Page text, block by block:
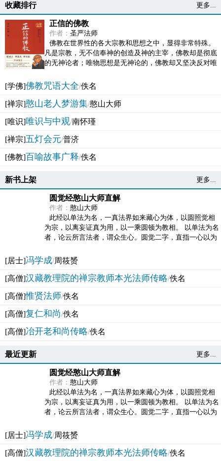
收藏排行 更多...
正信的佛教
作者： 圣严法师
佛教在世界性的各大宗教和思想之中，显得非常特殊。
凡是宗教，无不信奉神的创造及神的主宰，佛教却是彻底
的无神论者；唯物思想是无神论的，佛教却又坚决反对唯
[学佛]佛教咒语大全/佚名
[禅宗]憨山老人梦游集/憨山大师
[唯识]唯识与中观/南怀瑾
[禅宗]五灯会元/普济
[佛教]百喻故事广释/佚名
新书上架 更多...
圆觉经憨山大师直解
作者： 憨山大师
此经以单法为名，一真法界如来藏心为体，以圆照觉相
为宗，以离妄证真为用，以一乘圆顿为教相。 以单法为名
者，论云所言法者，谓众生心。圆觉二字，直指一心以为
[居士]冯学成/周筱赟
[高僧]汉藏教理院的禅宗教师本光法师传略/佚名
[高僧]惟贤法师/佚名
[高僧]复仁和尚/佚名
[高僧]冶开老和尚传略/佚名
最近更新 更多...
圆觉经憨山大师直解
作者： 憨山大师
此经以单法为名，一真法界如来藏心为体，以圆照觉相
为宗，以离妄证真为用，以一乘圆顿为教相。 以单法为名
者，论云所言法者，谓众生心。圆觉二字，直指一心以为
[居士]冯学成/周筱赟
[高僧]汉藏教理院的禅宗教师本光法师传略/佚名